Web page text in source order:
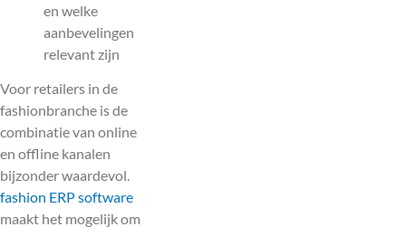
en welke
aanbevelingen
relevant zijn
Voor retailers in de
fashionbranche is de
combinatie van online
en offline kanalen
bijzonder waardevol.
fashion ERP software
maakt het mogelijk om